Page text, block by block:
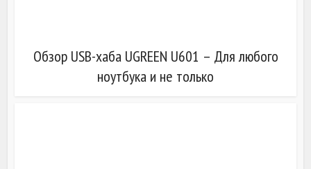
Обзор USB-хаба UGREEN U601 – Для любого
ноутбука и не только